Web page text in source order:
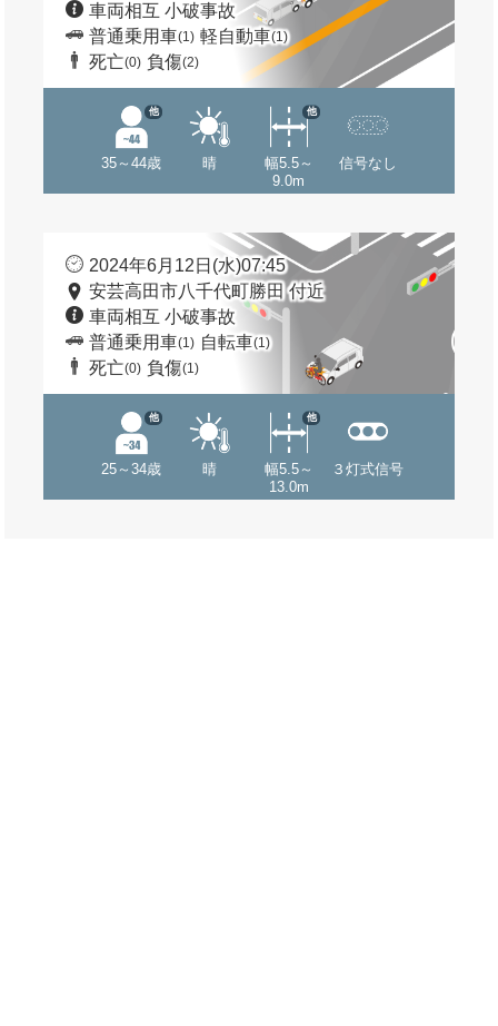
車両相互 小破事故
普通乗用車(1) 軽自動車(1)
死亡(0) 負傷(2)
35～44歳
他
晴
幅5.5～
9.0m
他
信号なし
2024年6月12日(水)07:45
安芸高田市八千代町勝田 付近
車両相互 小破事故
普通乗用車(1) 自転車(1)
死亡(0) 負傷(1)
25～34歳
他
晴
幅5.5～
13.0m
他
３灯式信号